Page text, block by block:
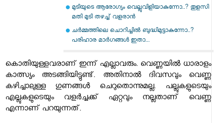
മുടിയുടെ ആരോഗ്യം വെല്ലുവിളിയാകുന്നോ..? തുളസി
മതി മുടി തഴച്ച് വളരാൻ
ചർമ്മത്തിലെ ചൊറിച്ചിൽ ബുദ്ധിമുട്ടാകുന്നോ..?
പരിഹാര മാർഗങ്ങൾ ഇതാ...
കൊതിയുള്ളവരാണ് ഇന്ന് എല്ലാവരും. വെണ്ണയിൽ ധാരാളം
കാത്സ്യം അടങ്ങിയിട്ടുണ്ട്. അതിനാൽ ദിവസവും വെണ്ണ
കഴിച്ചാലുള്ള ഗുണങ്ങൾ ചെറുതൊന്നുമല്ല. പല്ലുകളുടെയും
എല്ലുകളുടെയും വളർച്ചക്ക് ഏറ്റവും നല്ലതാണ് വെണ്ണ
എന്നാണ് പറയുന്നത്.